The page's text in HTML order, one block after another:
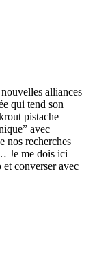
alliances
qui tend son
pistache
avec
nos recherches
Je me dois ici
et converser avec